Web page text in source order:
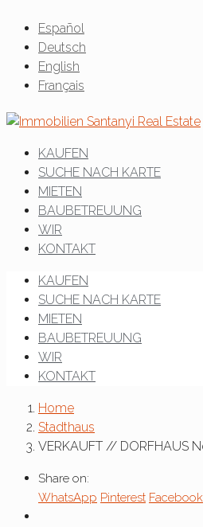
Español
Deutsch
English
Français
KAUFEN
SUCHE NACH KARTE
MIETEN
BAUBETREUUNG
WIR
KONTAKT
KAUFEN
SUCHE NACH KARTE
MIETEN
BAUBETREUUNG
WIR
KONTAKT
Home
Stadthaus
VERKAUFT // DORFHAUS
Share on:
WhatsApp Pinterest Facebook